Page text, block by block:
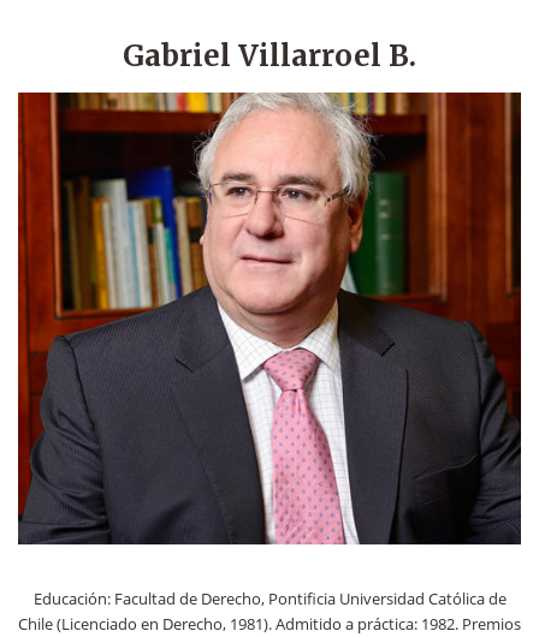
Gabriel Villarroel B.
Educación: Facultad de Derecho, Pontificia Universidad Católica de
Chile (Licenciado en Derecho, 1981). Admitido a práctica: 1982. Premios